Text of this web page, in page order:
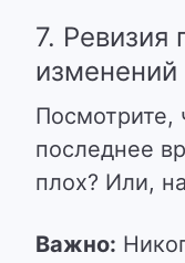
7. Ревизия
изменений
Посмотрите,
последнее
плох? Или,
Важно: